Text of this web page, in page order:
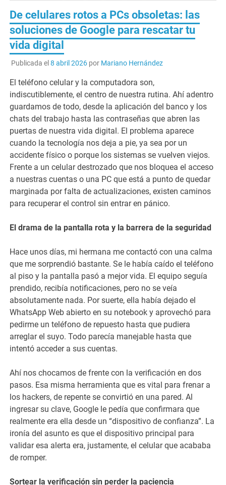
De celulares rotos a PCs obsoletas: las
soluciones de Google para rescatar tu
vida digital
Publicada el 8 abril 2026por Mariano Hernández
El teléfono celular y la computadora son,
indiscutiblemente, el centro de nuestra rutina. Ahí adentro
guardamos de todo, desde la aplicación del banco y los
chats del trabajo hasta las contraseñas que abren las
puertas de nuestra vida digital. El problema aparece
cuando la tecnología nos deja a pie, ya sea por un
accidente físico o porque los sistemas se vuelven viejos.
Frente a un celular destrozado que nos bloquea el acceso
a nuestras cuentas o una PC que está a punto de quedar
marginada por falta de actualizaciones, existen caminos
para recuperar el control sin entrar en pánico.
El drama de la pantalla rota y la barrera de la seguridad
Hace unos días, mi hermana me contactó con una calma
que me sorprendió bastante. Se le había caído el teléfono
al piso y la pantalla pasó a mejor vida. El equipo seguía
prendido, recibía notificaciones, pero no se veía
absolutamente nada. Por suerte, ella había dejado el
WhatsApp Web abierto en su notebook y aprovechó para
pedirme un teléfono de repuesto hasta que pudiera
arreglar el suyo. Todo parecía manejable hasta que
intentó acceder a sus cuentas.
Ahí nos chocamos de frente con la verificación en dos
pasos. Esa misma herramienta que es vital para frenar a
los hackers, de repente se convirtió en una pared. Al
ingresar su clave, Google le pedía que confirmara que
realmente era ella desde un “dispositivo de confianza”. La
ironía del asunto es que el dispositivo principal para
validar esa alerta era, justamente, el celular que acababa
de romper.
Sortear la verificación sin perder la paciencia